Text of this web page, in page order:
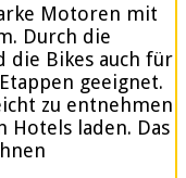
Motoren mit
Durch die
die Bikes auch für
geeignet.
zu entnehmen
Hotels laden. Das